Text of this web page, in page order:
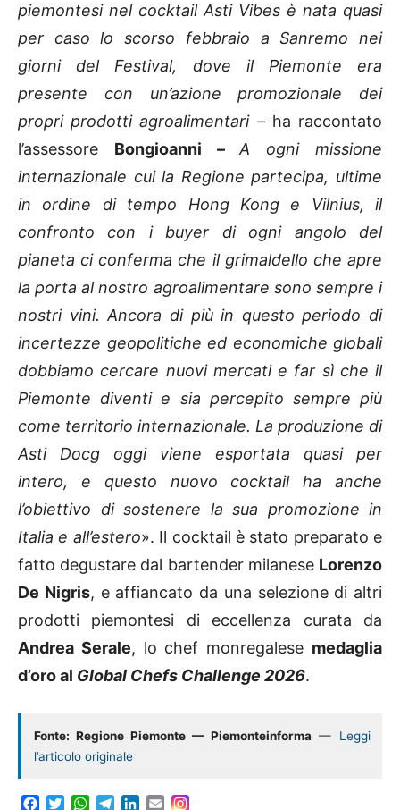
piemontesi nel cocktail Asti Vibes è nata quasi
per caso lo scorso febbraio a Sanremo nei
giorni del Festival, dove il Piemonte era
presente con un’azione promozionale dei
propri prodotti agroalimentari– ha raccontato
l’assessore Bongioanni –A ogni missione
internazionale cui la Regione partecipa, ultime
in ordine di tempo Hong Kong e Vilnius, il
confronto con i buyer di ogni angolo del
pianeta ci conferma che il grimaldello che apre
la porta al nostro agroalimentare sono sempre i
nostri vini. Ancora di più in questo periodo di
incertezze geopolitiche ed economiche globali
dobbiamo cercare nuovi mercati e far sì che il
Piemonte diventi e sia percepito sempre più
come territorio internazionale. La produzione di
Asti Docg oggi viene esportata quasi per
intero, e questo nuovo cocktail ha anche
l’obiettivo di sostenere la sua promozione in
Italia e all’estero». Il cocktail è stato preparato e
fatto degustare dal bartender milanese Lorenzo
De Nigris, e affiancato da una selezione di altri
prodotti piemontesi di eccellenza curata da
Andrea Serale, lo chef monregalese medaglia
d’oro al Global Chefs Challenge 2026.
Fonte: Regione Piemonte — Piemonteinforma — Leggi
l’articolo originale
W E